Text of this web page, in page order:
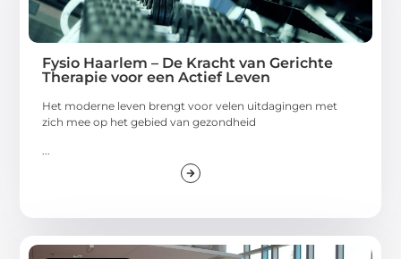
Fysio Haarlem – De Kracht van Gerichte
Therapie voor een Actief Leven
Het moderne leven brengt voor velen uitdagingen met
zich mee op het gebied van gezondheid
...